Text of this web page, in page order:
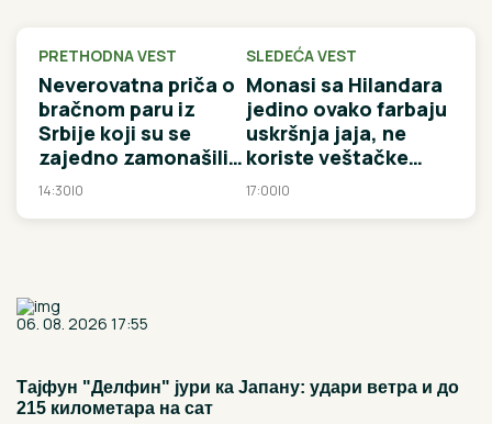
PRETHODNA VEST
Neverovatna priča o
bračnom paru iz
Srbije koji su se
zajedno zamonašili u
80 + godina: "Hteo
14:30|0
SLEDEĆA VEST
Monasi sa Hilandara
jedino ovako farbaju
uskršnja jaja, ne
koriste veštačke
boje
17:00|0
06. 08. 2026 17:55
Тајфун "Делфин" јури ка Јапану: удари ветра и до
215 километара на сат